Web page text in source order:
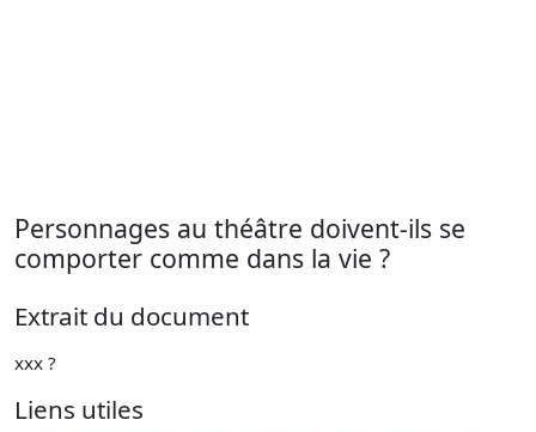
Personnages au théâtre doivent-ils se
comporter comme dans la vie ?
Extrait du document
xxx ?
Liens utiles